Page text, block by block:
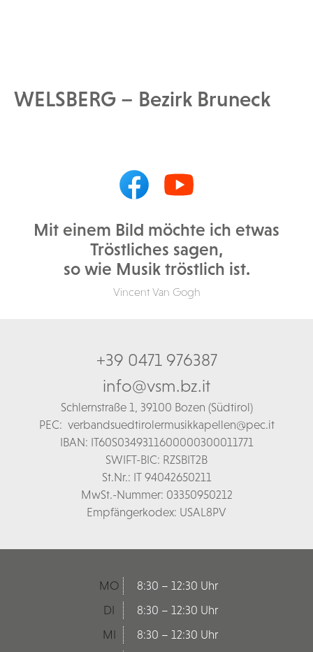
WELSBERG – Bezirk Bruneck
Mit einem Bild möchte ich etwas
Tröstliches sagen,
so wie Musik tröstlich ist.
Vincent Van Gogh
+39 0471 976387
info@vsm.bz.it
Schlernstraße 1, 39100 Bozen (Südtirol)
PEC: verbandsuedtirolermusikkapellen@pec.it
IBAN: IT60S0349311600000300011771
SWIFT-BIC: RZSBIT2B
St.Nr.: IT 94042650211
MwSt.-Nummer: 03350950212
Empfängerkodex: USAL8PV
MO
8:30 – 12:30 Uhr
DI
8:30 – 12:30 Uhr
MI
8:30 – 12:30 Uhr